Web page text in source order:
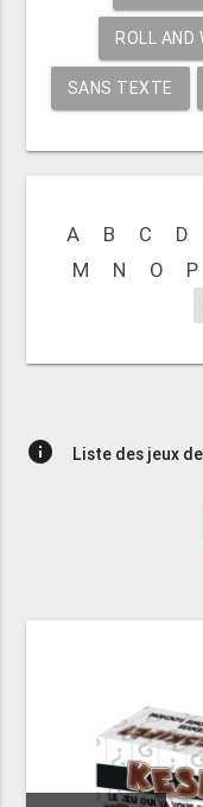
ROLL AND
SANS TEXTE
A B C D
M
N O P
info Liste des jeux